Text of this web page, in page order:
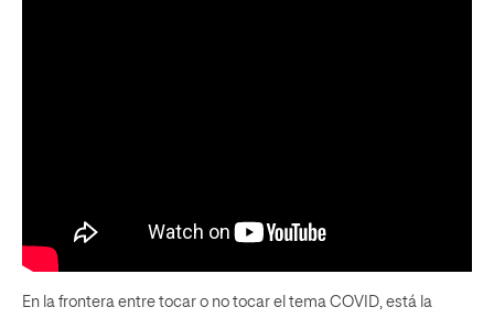
En la frontera entre tocar o no tocar el tema COVID, está la